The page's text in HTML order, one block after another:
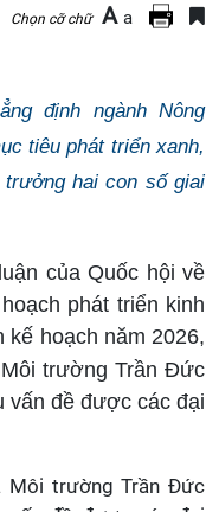
Chọn cỡ chữ A a
định ngành Nông
tiêu phát triển xanh,
hai con số giai
của Quốc hội về
phát triển kinh
kế hoạch năm 2026,
trường Trần Đức
vấn đề được các đại